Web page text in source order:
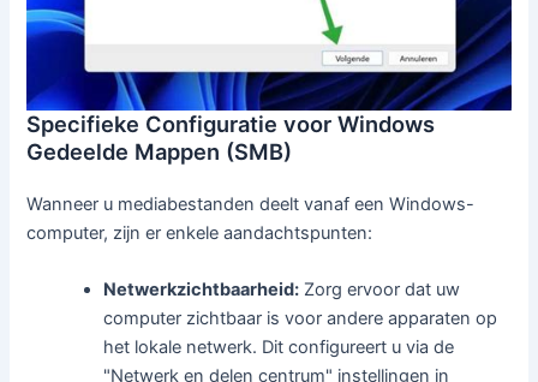
Specifieke Configuratie voor Windows
Gedeelde Mappen (SMB)
Wanneer u mediabestanden deelt vanaf een Windows-
computer, zijn er enkele aandachtspunten:
Netwerkzichtbaarheid: Zorg ervoor dat uw
computer zichtbaar is voor andere apparaten op
het lokale netwerk. Dit configureert u via de
"Netwerk en delen centrum" instellingen in